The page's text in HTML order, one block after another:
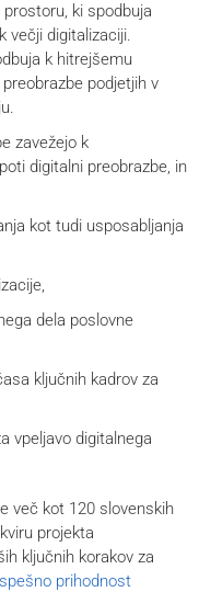
ki spodbuja
večji digitalizaciji.
k hitrejšemu
podjetjih v
zavežejo k
digitalni preobrazbe, in
kot tudi usposabljanja
dela poslovne
ključnih kadrov za
vpeljavo digitalnega
več kot 120 slovenskih
projekta
ključnih korakov za
prihodnost